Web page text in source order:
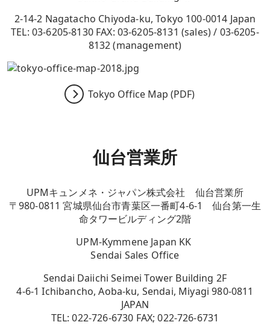
2-14-2 Nagatacho Chiyoda-ku, Tokyo 100-0014 Japan
TEL: 03-6205-8130 FAX: 03-6205-8131 (sales) / 03-6205-
8132 (management)
Tokyo Office Map (PDF)
仙台営業所
UPMキュンメネ・ジャパン株式会社 仙台営業所
〒980-0811 宮城県仙台市青葉区一番町4-6-1 仙台第一生
命タワービルディング2階
UPM-Kymmene Japan KK
Sendai Sales Office
Sendai Daiichi Seimei Tower Building 2F
4-6-1 Ichibancho, Aoba-ku, Sendai, Miyagi 980-0811
JAPAN
TEL: 022-726-6730 FAX; 022-726-6731